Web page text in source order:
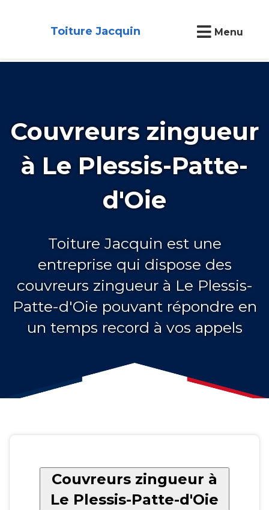
Toiture Jacquin Menu
Couvreurs zingueur
à Le Plessis-Patte-
d'Oie
Toiture Jacquin est une
entreprise qui dispose des
couvreurs zingueur à Le Plessis-
Patte-d'Oie pouvant répondre en
un temps record à vos appels
Couvreurs zingueur à
Le Plessis-Patte-d'Oie